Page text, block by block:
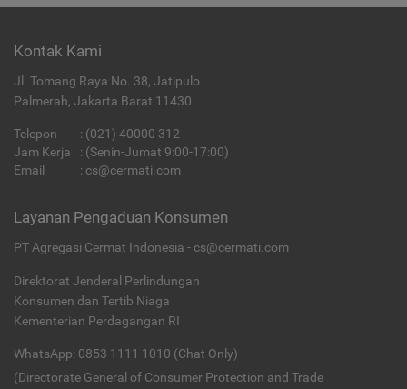
Kontak Kami
Jl. Tomang Raya No. 38, Jatipulo
Palmerah, Jakarta Barat 11430
Telepon : (021) 40000 312
Jam Kerja
: (Senin-Jumat 9:00-17:00)
Email
: cs@cermati.com
Layanan Pengaduan Konsumen
PT Agregasi Cermat Indonesia - cs@cermati.com
Direktorat Jenderal Perlindungan
Konsumen dan Tertib Niaga
Kementerian Perdagangan RI
WhatsApp: 0853 1111 1010 (Chat Only)
(Directorate General of Consumer Protection and Trade